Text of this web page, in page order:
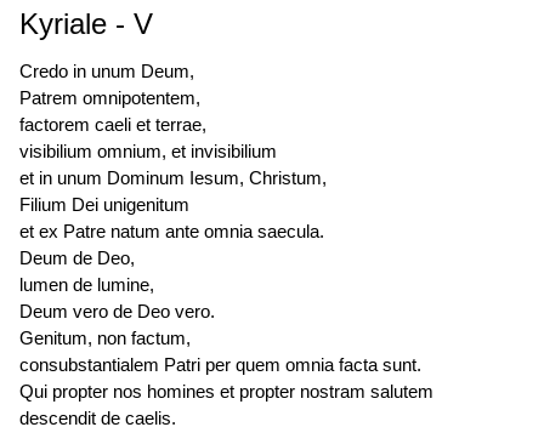
Kyriale - V
Credo in unum Deum,
Patrem omnipotentem,
factorem caeli et terrae,
visibilium omnium, et invisibilium
et in unum Dominum Iesum, Christum,
Filium Dei unigenitum
et ex Patre natum ante omnia saecula.
Deum de Deo,
lumen de lumine,
Deum vero de Deo vero.
Genitum, non factum,
consubstantialem Patri per quem omnia facta sunt.
Qui propter nos homines et propter nostram salutem
descendit de caelis.